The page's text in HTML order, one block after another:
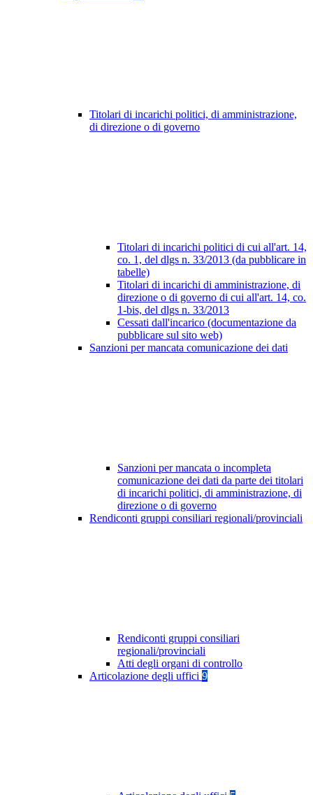
Titolari di incarichi politici, di amministrazione,
di direzione o di governo
Titolari di incarichi politici di cui all'art. 14,
co. 1, del dlgs n. 33/2013 (da pubblicare in
tabelle)
Titolari di incarichi di amministrazione, di
direzione o di governo di cui all'art. 14, co.
1-bis, del dlgs n. 33/2013
Cessati dall'incarico (documentazione da
pubblicare sul sito web)
Sanzioni per mancata comunicazione dei dati
Sanzioni per mancata o incompleta
comunicazione dei dati da parte dei titolari
di incarichi politici, di amministrazione, di
direzione o di governo
Rendiconti gruppi consiliari regionali/provinciali
Rendiconti gruppi consiliari
regionali/provinciali
Atti degli organi di controllo
Articolazione degli uffici 9